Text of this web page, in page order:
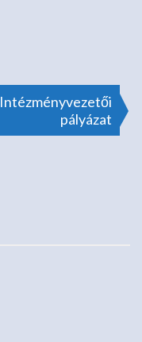
Intézményvezetői
pályázat